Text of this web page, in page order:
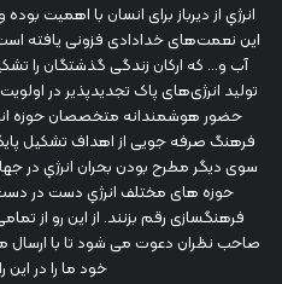
انرژي‌ از دیرباز برای انسان با اهمیت
این نعمت‌های خدادادی فزونی یافته
آب و... که ارکان زندگی گذشتگان را
تولید انرژی‌های پاک تجدیدپذیر در
حضور هوشمندانه متخصصان حوزه
فرهنگ صرفه جویی از اهداف تشکیل
سوی دیگر مطرح بودن بحران انرژي در
حوزه های مختلف انرژي دست در
فرهنگسازی رقم بزنند. از این رو از
صاحب نظران دعوت می شود تا با ارسال
خود ما را در این